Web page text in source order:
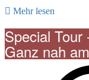
Mehr lesen
Special
Ganz nah